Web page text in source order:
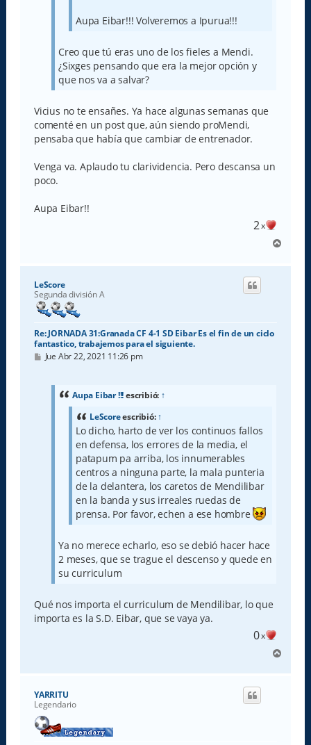
Aupa Eibar!!! Volveremos a Ipurua!!!
Creo que tú eras uno de los fieles a Mendi.
¿Sixges pensando que era la mejor opción y
que nos va a salvar?
Vicius no te ensañes. Ya hace algunas semanas que
comenté en un post que, aún siendo proMendi,
pensaba que había que cambiar de entrenador.
Venga va. Aplaudo tu clarividencia. Pero descansa un
poco.
Aupa Eibar!!
2x
r
LeScore
Segunda división A
Re: JORNADA 31:Granada CF 4-1 SD Eibar Es el fin de un ciclo
fantastico, trabajemos para el siguiente.
M
Jue Abr 22, 2021 11:26 pm
Aupa Eibar !!!escribió: ↑
LeScoreescribió:↑
Lo dicho, harto de ver los continuos fallos
en defensa, los errores de la media, el
patapum pa arriba, los innumerables
centros a ninguna parte, la mala punteria
de la delantera, los caretos de Mendilibar
en la banda y sus irreales ruedas de
prensa. Por favor, echen a ese hombre
Ya no merece echarlo, eso se debió hacer hace
2 meses, que se trague el descenso y quede en
su curriculum
Qué nos importa el curriculum de Mendilibar, lo que
importa es la S.D. Eibar, que se vaya ya.
0x
r
YARRITU
Legendario